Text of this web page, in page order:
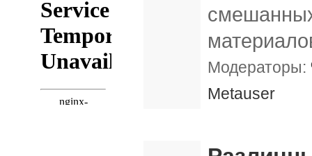
Модераторы:
Metauser